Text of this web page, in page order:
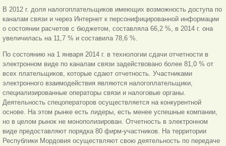
В 2012 г. доля налогоплательщиков имеющих возможность доступа по
каналам связи и через Интернет к персонифицированной информации
о состоянии расчетов с бюджетом, составляла 66,2 %, в 2014 г. она
увеличилась на 11,7 % и составила 78,6 %.
По состоянию на 1 января 2014 г. в технологии сдачи отчетности в
электронном виде по каналам связи задействовано более 81,0 % от
всех плательщиков, которые сдают отчетность. Участниками
электронного взаимодействия являются налогоплательщики,
специализированные операторы связи и налоговые органы.
Деятельность спецоператоров осуществляется на конкурентной
основе. На этом рынке есть лидеры, есть менее успешные компании,
но в целом рынок не монополизирован. Отчетность в электронном
виде предоставляют порядка 80 фирм-участников. На территории
Республики Мордовия осуществляют свою деятельность по передаче